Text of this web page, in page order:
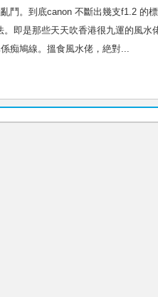
鬥。到底canon 不斷出幾支f1.2 的
即是那些天天吹香港很九運的風水
痴鳩線。搵食風水佬，絶對...